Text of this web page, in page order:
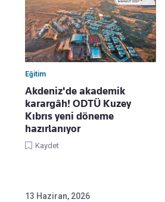
Eğitim
Akdeniz'de akademik
karargâh! ODTÜ Kuzey
Kıbrıs yeni döneme
hazırlanıyor
Kaydet
13 Haziran, 2026